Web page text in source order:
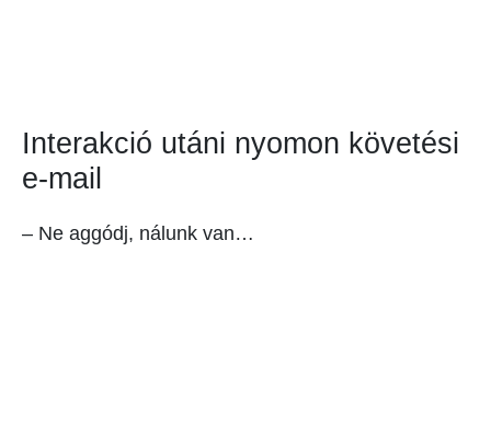
Interakció utáni nyomon követési
e-mail
– Ne aggódj, nálunk van…